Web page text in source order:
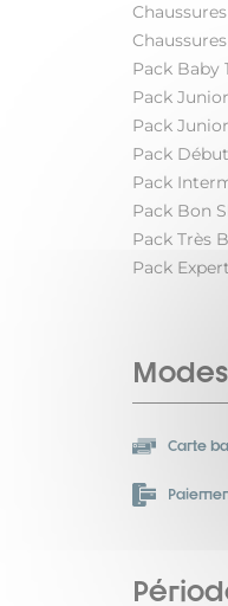
Pack Baby
Pack
Pack
Pack
Pack
Pack Bon
Pack Très
Pack
Carte